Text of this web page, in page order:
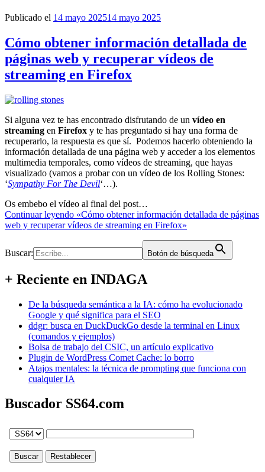
Publicado el 14 mayo 202514 mayo 2025
Cómo obtener información detallada de
páginas web y recuperar vídeos de
streaming en Firefox
Si alguna vez te has encontrado disfrutando de un vídeo en
streaming en Firefox y te has preguntado si hay una forma de
recuperarlo, la respuesta es que sí. Podemos hacerlo obteniendo la
información detallada de una página web y acceder a los elementos
multimedia temporales, como vídeos de streaming, que hayas
visualizado (vamos a probar con un vídeo de los Rolling Stones:
‘Sympathy For The Devil‘…).
Os embebo el vídeo al final del post…
Continuar leyendo «Cómo obtener información detallada de páginas
web y recuperar vídeos de streaming en Firefox»
Buscar: Botón de búsqueda
+ Reciente en INDAGA
De la búsqueda semántica a la IA: cómo ha evolucionado
Google y qué significa para el SEO
ddgr: busca en DuckDuckGo desde la terminal en Linux
(comandos y ejemplos)
Bolsa de trabajo del CSIC, un artículo explicativo
Plugin de WordPress Comet Cache: lo borro
Atajos mentales: la técnica de prompting que funciona con
cualquier IA
Buscador SS64.com